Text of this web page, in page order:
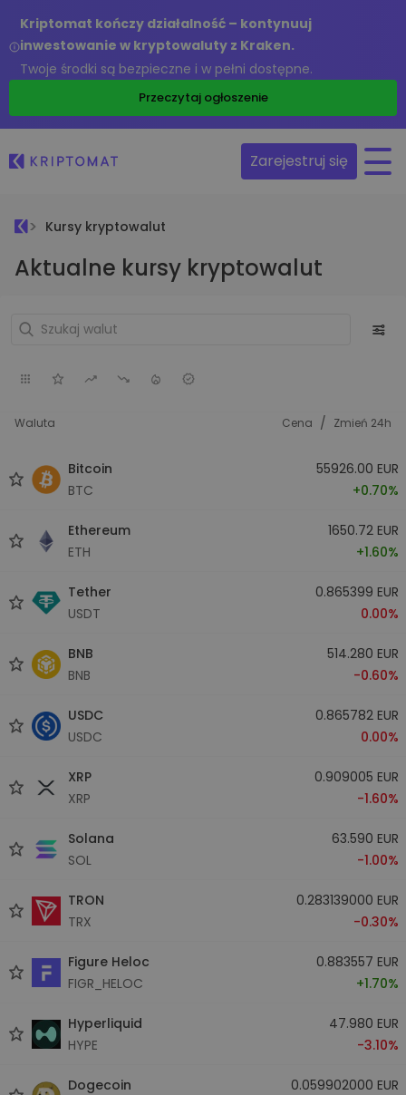
Kriptomat kończy działalność – kontynuuj
inwestowanie w kryptowaluty z Kraken.
Twoje środki są bezpieczne i w pełni dostępne.
Przeczytaj ogłoszenie
Zarejestruj się
Kursy kryptowalut
Aktualne kursy kryptowalut
Waluta Cena / Zmień 24h
Bitcoin
BTC
55926.00 EUR
+0.70%
Ethereum
ETH
1650.72 EUR
+1.60%
Tether
USDT
0.865399 EUR
0.00%
BNB
BNB
514.280 EUR
-0.60%
USDC
USDC
0.865782 EUR
0.00%
XRP
XRP
0.909005 EUR
-1.60%
Solana
SOL
63.590 EUR
-1.00%
TRON
TRX
0.283139000 EUR
-0.30%
Figure Heloc
FIGR_HELOC
0.883557 EUR
+1.70%
Hyperliquid
HYPE
47.980 EUR
-3.10%
Dogecoin
0.059902000 EUR